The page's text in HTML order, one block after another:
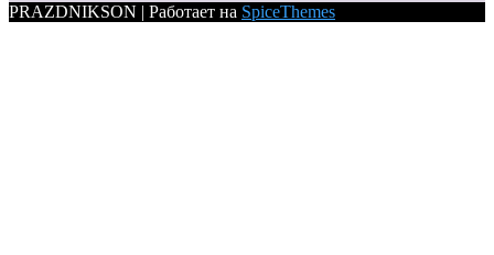
PRAZDNIKSON | Работает на SpiceThemes